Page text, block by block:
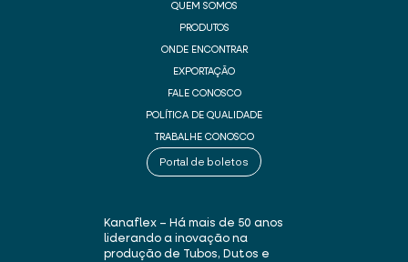
QUEM SOMOS
PRODUTOS
ONDE ENCONTRAR
EXPORTAÇÃO
FALE CONOSCO
POLÍTICA DE QUALIDADE
TRABALHE CONOSCO
Portal de boletos
Kanaflex – Há mais de 50 anos
liderando a inovação na
produção de Tubos, Dutos e